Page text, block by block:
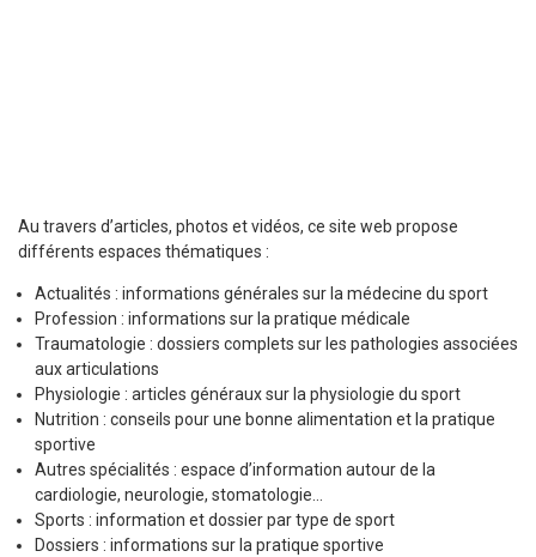
Au travers d’articles, photos et vidéos, ce site web propose
différents espaces thématiques :
Actualités : informations générales sur la médecine du sport
Profession : informations sur la pratique médicale
Traumatologie : dossiers complets sur les pathologies associées
aux articulations
Physiologie : articles généraux sur la physiologie du sport
Nutrition : conseils pour une bonne alimentation et la pratique
sportive
Autres spécialités : espace d’information autour de la
cardiologie, neurologie, stomatologie…
Sports : information et dossier par type de sport
Dossiers : informations sur la pratique sportive